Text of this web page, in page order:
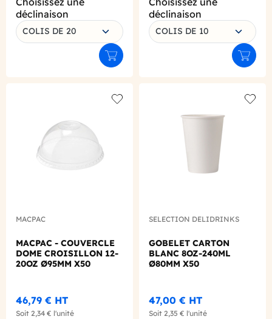
déclinaison
COLIS DE 20
Ajouter au panier
déclinaison
COLIS DE 10
MACPAC
MACPAC - COUVERCLE
DOME CROISILLON 12-
20OZ Ø95MM X50
46,79 € HT
Soit 2,34 € l'unité
SELECTION DELIDRINKS
GOBELET CARTON
BLANC 8OZ-240ML
Ø80MM X50
47,00 € HT
Soit 2,35 € l'unité